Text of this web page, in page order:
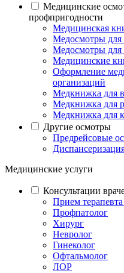
Медицинские
профпригодности
Медицинская
Медосмотры для
Медосмотры для
Медицинские
Оформление
организаций
Медкнижка для
Медкнижка для
Медкнижка для
Другие осмотры
Предрейсовые
Медицинские услуги
Консультации
Прием
Профпатолог
Хирург
Невролог
Гинеколог
Офтальмолог
ЛОР